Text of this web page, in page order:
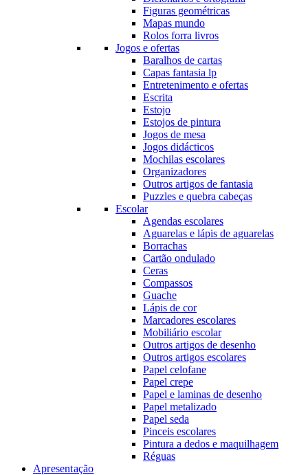
Figuras geométricas
Mapas mundo
Rolos forra livros
Jogos e ofertas
Baralhos de cartas
Capas fantasia lp
Entretenimento e ofertas
Escrita
Estojo
Estojos de pintura
Jogos de mesa
Jogos didácticos
Mochilas escolares
Organizadores
Outros artigos de fantasia
Puzzles e quebra cabeças
Escolar
Agendas escolares
Aguarelas e lápis de aguarelas
Borrachas
Cartão ondulado
Ceras
Compassos
Guache
Lápis de cor
Marcadores escolares
Mobiliário escolar
Outros artigos de desenho
Outros artigos escolares
Papel celofane
Papel crepe
Papel e laminas de desenho
Papel metalizado
Papel seda
Pinceis escolares
Pintura a dedos e maquilhagem
Réguas
Apresentação